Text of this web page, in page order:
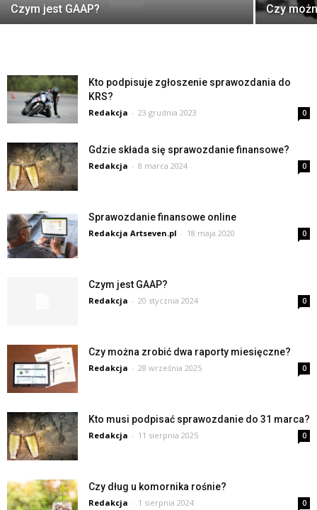
Czym jest GAAP? Czy
Kto podpisuje zgłoszenie sprawozdania do
KRS?
Redakcja - 23 grudnia 2023 0
Gdzie składa się sprawozdanie finansowe?
Redakcja - 8 marca 2024 0
Sprawozdanie finansowe online
Redakcja Artseven.pl - 18 maja 2020 0
Czym jest GAAP?
Redakcja - 20 stycznia 2024 0
Czy można zrobić dwa raporty miesięczne?
Redakcja - 28 września 2025 0
Kto musi podpisać sprawozdanie do 31 marca?
Redakcja - 11 sierpnia 2025 0
Czy dług u komornika rośnie?
Redakcja - 1 sierpnia 2024 0